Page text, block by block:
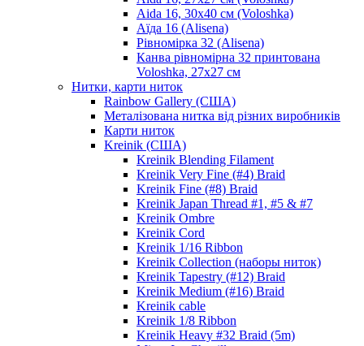
Aida 16, 30х40 см (Voloshka)
Аїда 16 (Alisena)
Рівномірка 32 (Alisena)
Канва рівномірна 32 принтована
Voloshka, 27х27 см
Нитки, карти ниток
Rainbow Gallery (США)
Металізована нитка від різних виробників
Карти ниток
Kreinik (США)
Kreinik Blending Filament
Kreinik Very Fine (#4) Braid
Kreinik Fine (#8) Braid
Kreinik Japan Thread #1, #5 & #7
Kreinik Ombre
Kreinik Cord
Kreinik 1/16 Ribbon
Kreinik Collection (наборы ниток)
Kreinik Tapestry (#12) Braid
Kreinik Medium (#16) Braid
Kreinik cable
Kreinik 1/8 Ribbon
Kreinik Heavy #32 Braid (5m)